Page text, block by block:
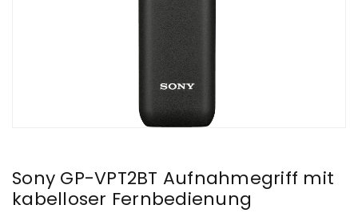
Sony GP-VPT2BT Aufnahmegriff mit
kabelloser Fernbedienung